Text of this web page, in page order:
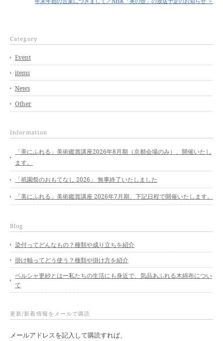
Category
Event
items
News
Other
Information
「美にふれる」美術鑑賞講座2026年8月期（京都会場のみ）、開催いたし
ます。
「祇園祭のおもてなし 2026」 無事終了いたしました
「美にふれる」美術鑑賞講座 2026年7月期、下記日程で開催いたします。
Blog
染付ってどんなもの？種類や成り立ちを紹介
掛け軸ってどう使う？種類や掛け方を紹介
ペルシャ更紗とはー私たちの生活にも身近で、気品あふれる木綿布につい
て
更新/新着情報をメールで購読
メールアドレスを記入して購読すれば、